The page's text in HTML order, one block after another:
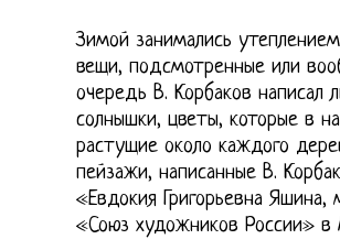
Зимой занимались
вещи, подсмотренные или
очередь В. Корбаков написал
солнышки, цветы, которые в
растущие около каждого
пейзажи, написанные В.
«Евдокия Григорьевна
«Союз художников России» в